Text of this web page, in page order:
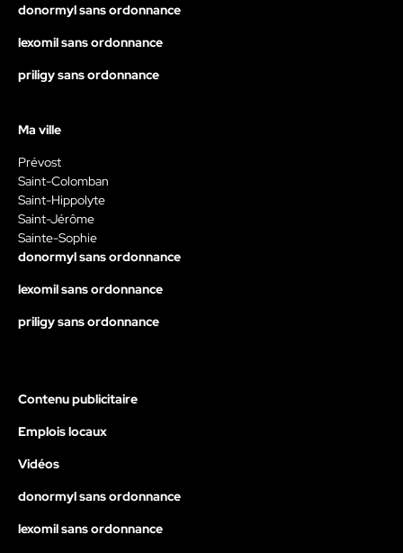
donormyl sans ordonnance
lexomil sans ordonnance
priligy sans ordonnance
Ma ville
Prévost
Saint-Colomban
Saint-Hippolyte
Saint-Jérôme
Sainte-Sophie
donormyl sans ordonnance
lexomil sans ordonnance
priligy sans ordonnance
Contenu publicitaire
Emplois locaux
Vidéos
donormyl sans ordonnance
lexomil sans ordonnance